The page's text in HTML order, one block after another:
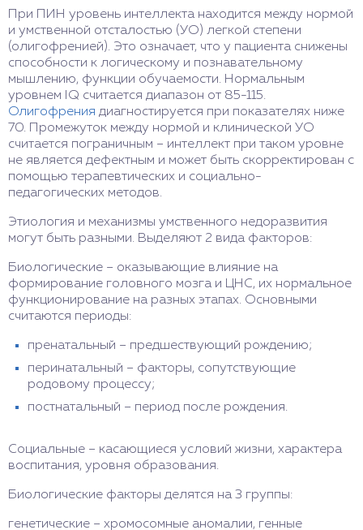
При ПИН уровень интеллекта находится между нормой
и умственной отсталостью (УО) легкой степени
(олигофренией). Это означает, что у пациента снижены
способности к логическому и познавательному
мышлению, функции обучаемости. Нормальным
уровнем IQ считается диапазон от 85-115.
Олигофрения диагностируется при показателях ниже
70. Промежуток между нормой и клинической УО
считается пограничным – интеллект при таком уровне
не является дефектным и может быть скорректирован с
помощью терапевтических и социально-
педагогических методов.
Этиология и механизмы умственного недоразвития
могут быть разными. Выделяют 2 вида факторов:
Биологические – оказывающие влияние на
формирование головного мозга и ЦНС, их нормальное
функционирование на разных этапах. Основными
считаются периоды:
пренатальный – предшествующий рождению;
перинатальный – факторы, сопутствующие
родовому процессу;
постнатальный – период после рождения.
Социальные – касающиеся условий жизни, характера
воспитания, уровня образования.
Биологические факторы делятся на 3 группы:
генетические – хромосомные аномалии, генные